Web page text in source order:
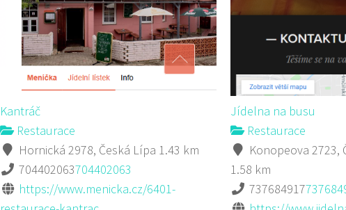
Kantráč
Restaurace
Hornická 2978, Česká Lípa 1.43 km
704402063704402063
https://www.menicka.cz/6401-
Jídelna na busu
Restaurace
Konopeova 2723,
1.58 km
737684917